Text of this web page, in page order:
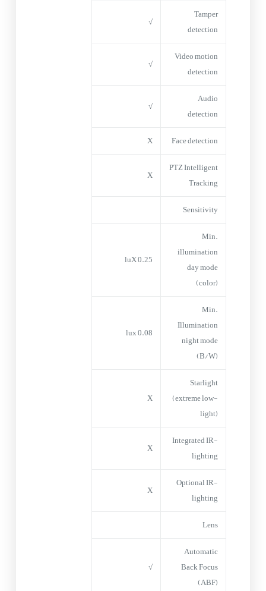
Tamper
detection
√
Video motion
detection
√
Audio
detection
√
Face detection
X
PTZ Intelligent
Tracking
X
Sensitivity
Min.
illumination
day mode
(color)
0.25 luX
Min.
Illumination
night mode
(B/W)
0.08 lux
Starlight
(extreme low-
light)
X
Integrated IR-
lighting
X
Optional IR-
lighting
X
Lens
Automatic
Back Focus
(ABF)
√